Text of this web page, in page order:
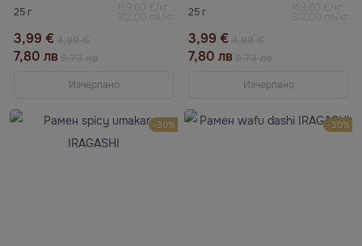
25 г 159,60 €/кг
312,00 лв/кг
3,99 €
7,80 лв
Изчерпано
25 г 159,60 €/кг
312,00 лв/кг
3,99 €
7,80 лв
Изчерпано
-30% -30%